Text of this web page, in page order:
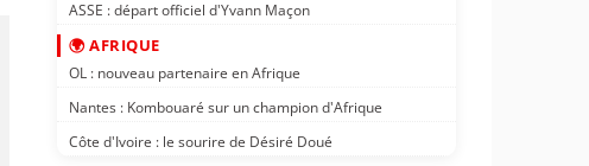
ASSE : départ officiel d'Yvann Maçon
🌍 AFRIQUE
OL : nouveau partenaire en Afrique
Nantes : Kombouaré sur un champion d'Afrique
Côte d'Ivoire : le sourire de Désiré Doué